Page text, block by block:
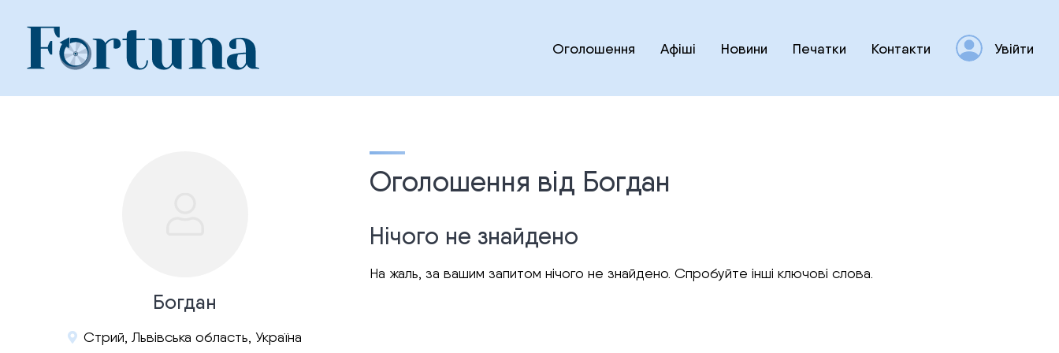
content
Оголошення Афіші Новини Печатки Контакти Увійти
Богдан
Стрий, Львівська область, Україна
Оголошення від Богдан
Нічого не знайдено
На жаль, за вашим запитом нічого не знайдено. Спробуйте інші ключові слова.